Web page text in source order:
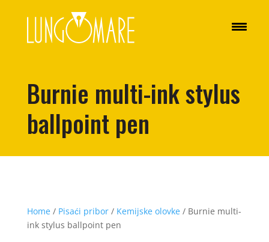
Burnie multi-ink stylus
ballpoint pen
Home/ Pisaći pribor/ Kemijske olovke/ Burnie multi-
ink stylus ballpoint pen